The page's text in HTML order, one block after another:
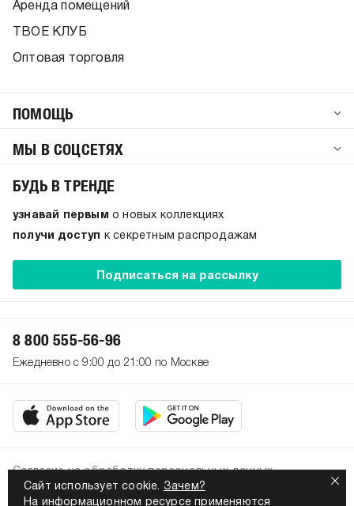
Сайт использует cookie. Зачем?
На информационном ресурсе применяются
Аренда помещений
ТВОЕ КЛУБ
Оптовая торговля
ПОМОЩЬ
МЫ В СОЦСЕТЯХ
БУДЬ В ТРЕНДЕ
узнавай первым о новых коллекциях
получи доступ к секретным распродажам
Подписаться на рассылку
8 800 555-56-96
Ежедневно с 9:00 до 21:00 по Москве
Политика конфиденциальности
Согласие на обработку персональных данных